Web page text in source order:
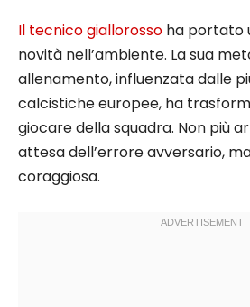
Il tecnico giallorosso ha portato
novità nell’ambiente. La sua
allenamento, influenzata dalle
calcistiche europee, ha
giocare della squadra. Non più
attesa dell’errore avversario,
coraggiosa.